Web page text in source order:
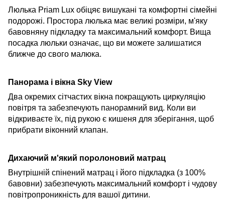
Люлька Priam Lux обіцяє вишукані та комфортні сімейні
подорожі. Простора люлька має великі розміри, м'яку
бавовняну підкладку та максимальний комфорт. Вища
посадка люльки означає, що ви можете залишатися
ближче до свого малюка.
Панорама і вікна Sky View
Два окремих сітчастих вікна покращують циркуляцію
повітря та забезпечують панорамний вид. Коли ви
відкриваєте їх, під рукою є кишеня для зберігання, щоб
прибрати віконний клапан.
Дихаючий м'який поролоновий матрац
Внутрішній спінений матрац і його підкладка (з 100%
бавовни) забезпечують максимальний комфорт і чудову
повітропроникність для вашої дитини.